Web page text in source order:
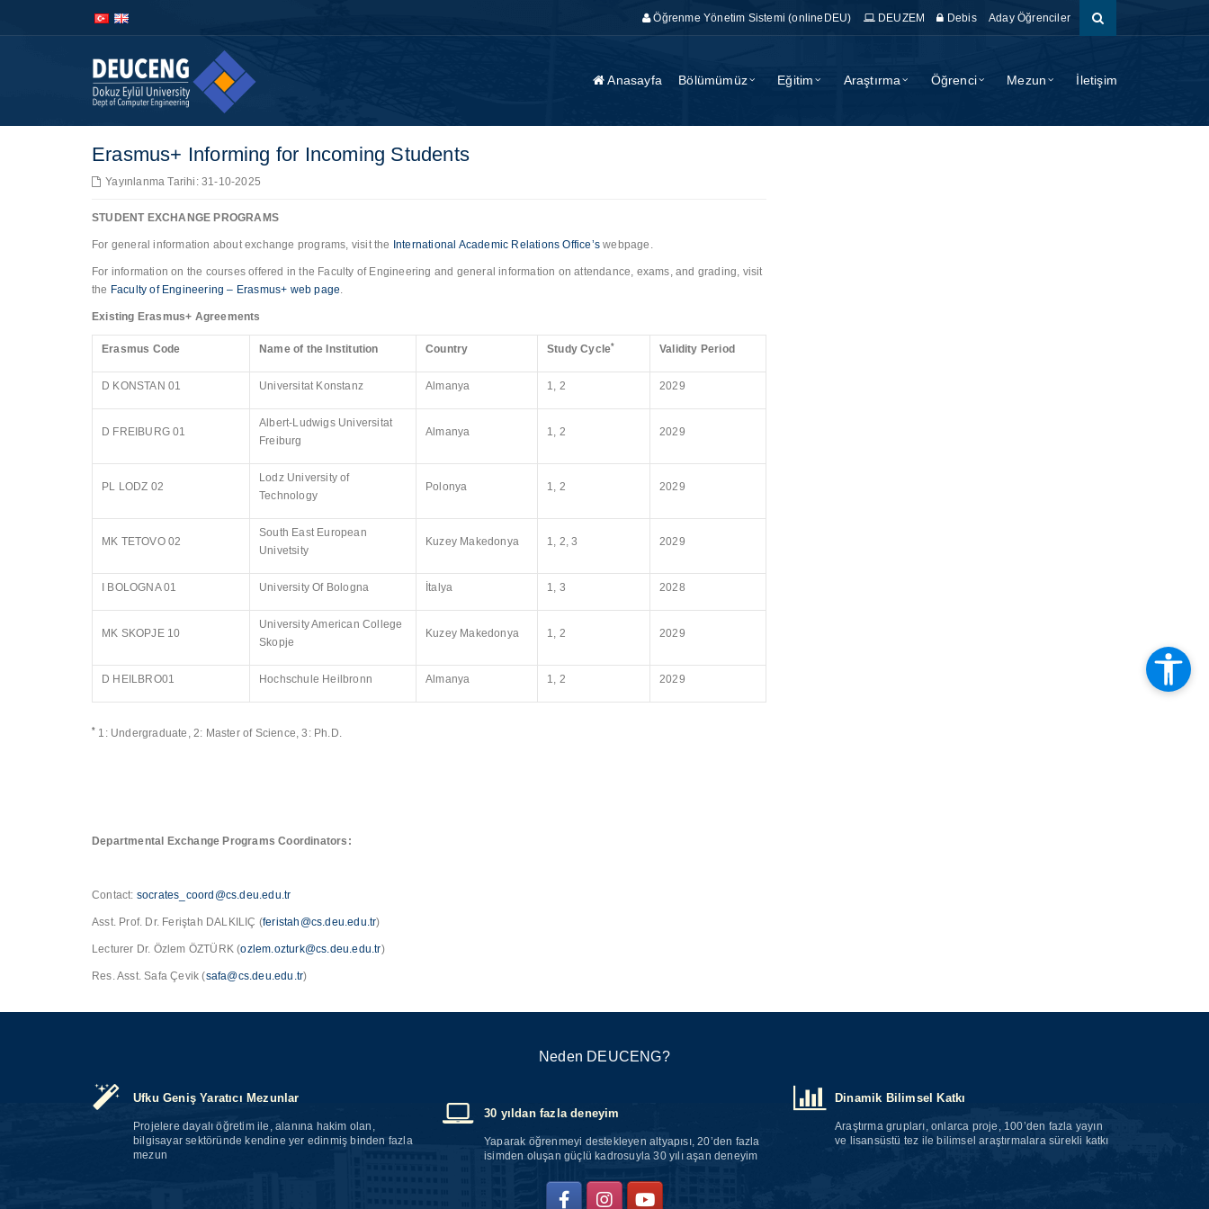
Öğrenme Yönetim Sistemi (onlineDEU) DEUZEM Debis Aday Öğrenciler
Anasayfa Bölümümüz Eğitim Araştırma Öğrenci Mezun İletişim
Erasmus+ Informing for Incoming Students
Yayınlanma Tarihi: 31-10-2025
STUDENT EXCHANGE PROGRAMS
For general information about exchange programs, visit the International Academic Relations Office’s webpage.
For information on the courses offered in the Faculty of Engineering and general information on attendance, exams, and grading, visit
the Faculty of Engineering – Erasmus+ web page.
Existing Erasmus+ Agreements
Erasmus Code Name of the Institution Country Study Cycle* Validity Period
D KONSTAN 01 Universitat Konstanz Almanya 1, 2 2029
D FREIBURG 01
Albert-Ludwigs Universitat
Freiburg
Almanya 1, 2 2029
PL LODZ 02
Lodz University of
Technology
Polonya 1, 2 2029
MK TETOVO 02
South East European
Univetsity
Kuzey Makedonya 1, 2, 3 2029
I BOLOGNA 01 University Of Bologna İtalya 1, 3 2028
MK SKOPJE 10
University American College
Skopje
Kuzey Makedonya 1, 2 2029
D HEILBRO01 Hochschule Heilbronn Almanya 1, 2 2029
* 1: Undergraduate, 2: Master of Science, 3: Ph.D.
Departmental Exchange Programs Coordinators:
Contact: socrates_coord@cs.deu.edu.tr
Asst. Prof. Dr. Feriştah DALKILIÇ (feristah@cs.deu.edu.tr)
Lecturer Dr. Özlem ÖZTÜRK (ozlem.ozturk@cs.deu.edu.tr)
Res. Asst. Safa Çevik (safa@cs.deu.edu.tr)
Neden DEUCENG?
Ufku Geniş Yaratıcı Mezunlar
Projelere dayalı öğretim ile, alanına hakim olan,
bilgisayar sektöründe kendine yer edinmiş binden fazla
mezun
30 yıldan fazla deneyim
Yaparak öğrenmeyi destekleyen altyapısı, 20’den fazla
isimden oluşan güçlü kadrosuyla 30 yılı aşan deneyim
Dinamik Bilimsel Katkı
Araştırma grupları, onlarca proje, 100’den fazla yayın
ve lisansüstü tez ile bilimsel araştırmalara sürekli katkı